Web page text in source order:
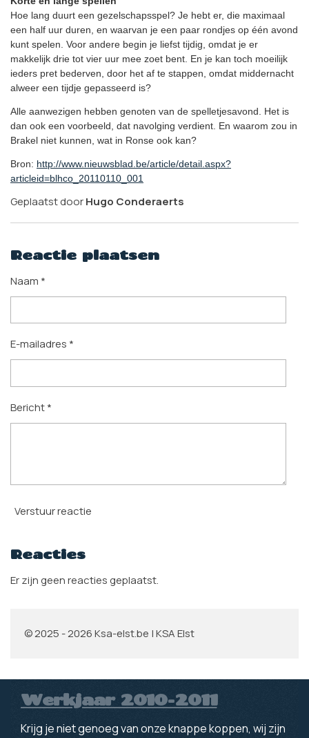
Hoe lang duurt een gezelschapsspel? Je hebt er, die maximaal
een half uur duren, en waarvan je een paar rondjes op één avond
kunt spelen. Voor andere begin je liefst tijdig, omdat je er
makkelijk drie tot vier uur mee zoet bent. En je kan toch moeilijk
ieders pret bederven, door het af te stappen, omdat middernacht
alweer een tijdje gepasseerd is?
Alle aanwezigen hebben genoten van de spelletjesavond. Het is
dan ook een voorbeeld, dat navolging verdient. En waarom zou in
Brakel niet kunnen, wat in Ronse ook kan?
Bron: http://www.nieuwsblad.be/article/detail.aspx?
articleid=blhco_20110110_001
Geplaatst doorHugo Conderaerts
Reactie plaatsen
Naam *
E-mailadres *
Bericht *
Verstuur reactie
Reacties
Er zijn geen reacties geplaatst.
© 2025 - 2026 Ksa-elst.be | KSA Elst
Werkjaar 2010-2011
Krijg je niet genoeg van onze knappe koppen, wij zijn